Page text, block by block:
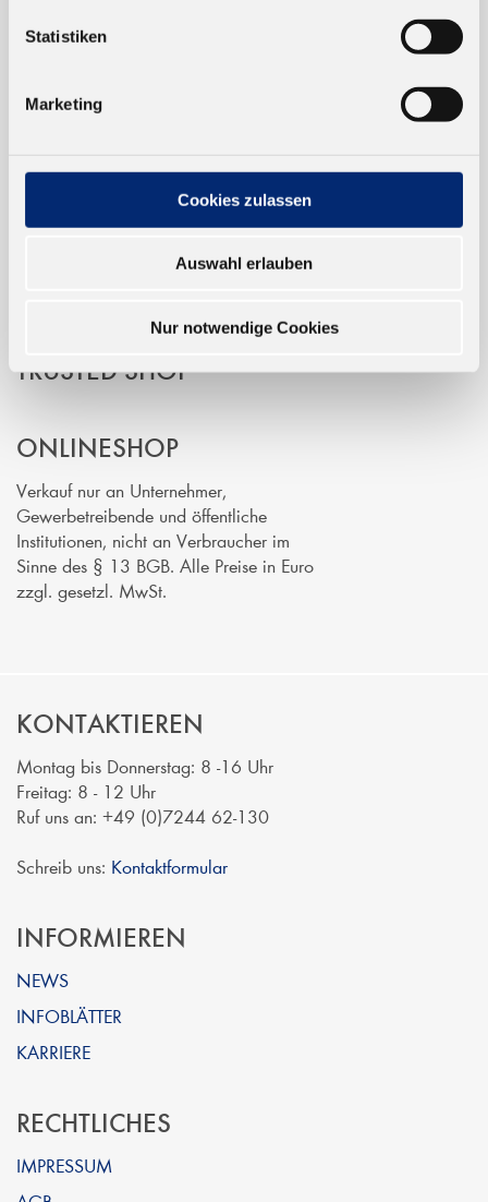
Statistiken
Marketing
Cookies zulassen
Auswahl erlauben
Nur notwendige Cookies
EINKAUFEN
VERSAND UND ZAHLUNG
EINFACH BEZAHLEN
TRUSTED SHOP
ONLINESHOP
Verkauf nur an Unternehmer,
Gewerbetreibende und öffentliche
Institutionen, nicht an Verbraucher im
Sinne des § 13 BGB. Alle Preise in Euro
zzgl. gesetzl. MwSt.
KONTAKTIEREN
Montag bis Donnerstag: 8 -16 Uhr
Freitag: 8 - 12 Uhr
Ruf uns an: +49 (0)7244 62-130
Schreib uns: Kontaktformular
INFORMIEREN
NEWS
INFOBLÄTTER
KARRIERE
RECHTLICHES
IMPRESSUM